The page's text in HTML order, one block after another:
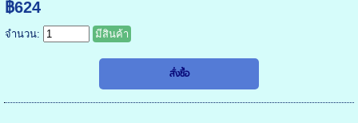
฿624
จำนวน: มีสินค้า